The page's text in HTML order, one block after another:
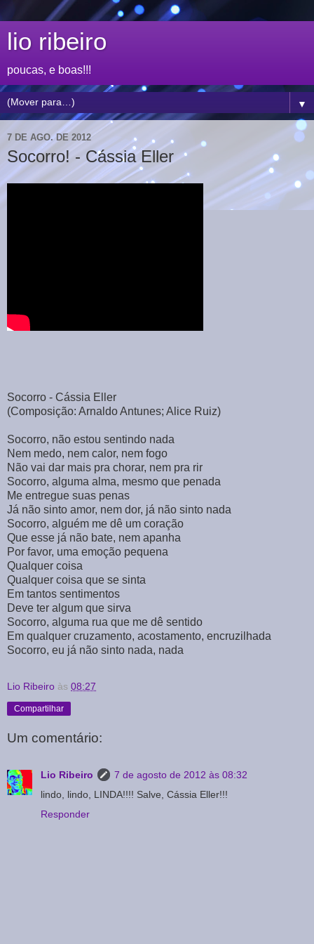
lio ribeiro
poucas, e boas!!!
▼
7 DE AGO. DE 2012
Socorro! - Cássia Eller
Socorro - Cássia Eller
(Composição: Arnaldo Antunes; Alice Ruiz)
Socorro, não estou sentindo nada
Nem medo, nem calor, nem fogo
Não vai dar mais pra chorar, nem pra rir
Socorro, alguma alma, mesmo que penada
Me entregue suas penas
Já não sinto amor, nem dor, já não sinto nada
Socorro, alguém me dê um coração
Que esse já não bate, nem apanha
Por favor, uma emoção pequena
Qualquer coisa
Qualquer coisa que se sinta
Em tantos sentimentos
Deve ter algum que sirva
Socorro, alguma rua que me dê sentido
Em qualquer cruzamento, acostamento, encruzilhada
Socorro, eu já não sinto nada, nada
Lio Ribeiro às 08:27
Compartilhar
Um comentário:
Lio Ribeiro
7 de agosto de 2012 às 08:32
lindo, lindo, LINDA!!!! Salve, Cássia Eller!!!
Responder